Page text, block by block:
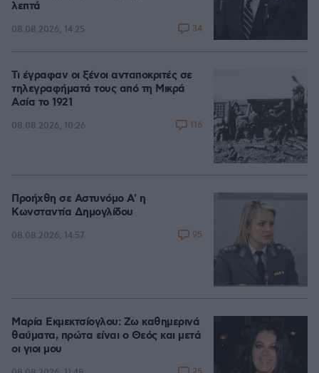
λεπτά
08.08.2026, 14:25 34
Τι έγραφαν οι ξένοι ανταποκριτές σε
τηλεγραφήματά τους από τη Μικρά
Ασία το 1921
08.08.2026, 10:26 116
Προήχθη σε Αστυνόμο Α' η
Κωνσταντία Δημογλίδου
08.08.2026, 14:57 95
Μαρία Εκμεκτσίογλου: Ζω καθημερινά
θαύματα, πρώτα είναι ο Θεός και μετά
οι γιοι μου